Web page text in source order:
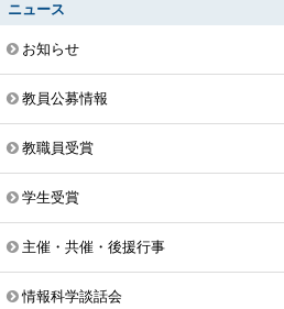
ニュース
お知らせ
教員公募情報
教職員受賞
学生受賞
主催・共催・後援行事
情報科学談話会